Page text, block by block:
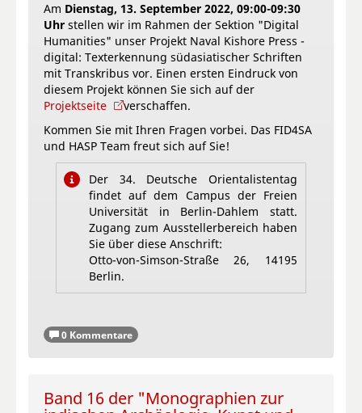
Am Dienstag, 13. September 2022, 09:00-09:30
Uhr stellen wir im Rahmen der Sektion "Digital
Humanities" unser Projekt Naval Kishore Press -
digital: Texterkennung südasiatischer Schriften
mit Transkribus vor. Einen ersten Eindruck von
diesem Projekt können Sie sich auf der
Projektseite
verschaffen.
Kommen Sie mit Ihren Fragen vorbei. Das FID4SA
und HASP Team freut sich auf Sie!
Der 34. Deutsche Orientalistentag
findet auf dem Campus der Freien
Universität in Berlin-Dahlem statt.
Zugang zum Ausstellerbereich haben
Sie über diese Anschrift:
Otto-von-Simson-Straße 26, 14195
Berlin.
0 Kommentare
Band 16 der "Monographien zur